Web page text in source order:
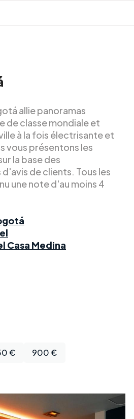
allie panoramas
de classe mondiale et
à la fois électrisante et
vous présentons les
la base des
de clients. Tous les
une note d'au moins 4
Casa Medina
€ 900 €